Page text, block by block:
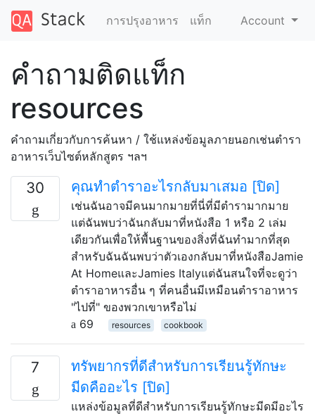
การปรุงอาหาร แท็ก Account
คำถามติดแท็ก
resources
คำถามเกี่ยวกับการค้นหา / ใช้แหล่งข้อมูลภายนอกเช่นตำรา
อาหารเว็บไซต์หลักสูตร ฯลฯ
30 คุณทำตำราอะไรกลับมาเสมอ [ปิด]
เช่นฉันอาจมีคนมากมายที่นี่ที่มีตำรามากมาย
แต่ฉันพบว่าฉันกลับมาที่หนังสือ 1 หรือ 2 เล่ม
เดียวกันเพื่อให้พื้นฐานของสิ่งที่ฉันทำมากที่สุด
สำหรับฉันฉันพบว่าตัวเองกลับมาที่หนังสือJamie
At HomeและJamies Italyแต่ฉันสนใจที่จะดูว่า
ตำราอาหารอื่น ๆ ที่คนอื่นมีเหมือนตำราอาหาร
"ไปที่" ของพวกเขาหรือไม่
69
resources cookbook
7
ทรัพยากรที่ดีสำหรับการเรียนรู้ทักษะ
มีดคืออะไร [ปิด]
แหล่งข้อมูลที่ดีสำหรับการเรียนรู้ทักษะมีดมีอะไร